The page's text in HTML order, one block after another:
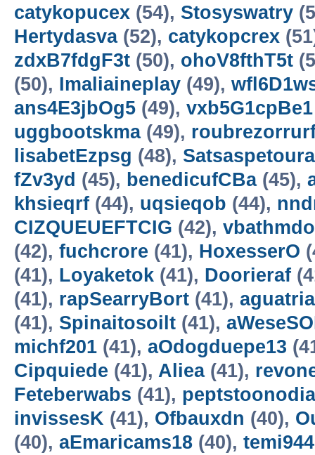
catykopucex (54), Stosyswatry
Hertydasva(52), catykopcrex
zdxB7fdgF3t (50), ohoV8fthT5t
(50), Imaliaineplay (49),
ans4E3jbOg5 (49), vxb5G1cpBe1
uggbootskma(49),
lisabetEzpsg (48), Satsaspetoura
fZv3yd (45), benedicufCBa(45),
khsieqrf (44), uqsieqob (44),
CIZQUEUEFTCIG (42),
(42), fuchcrore (41), HoxesserO
(41), Loyaketok (41), Doorieraf
(41), rapSearryBort (41),
(41), Spinaitosoilt (41),
michf201 (41), aOdogduepe13
Cipquiede (41), Aliea(41),
Feteberwabs (41), peptstoonodia
invissesK (41), Ofbauxdn (40),
(40), aEmaricams18 (40), temi944